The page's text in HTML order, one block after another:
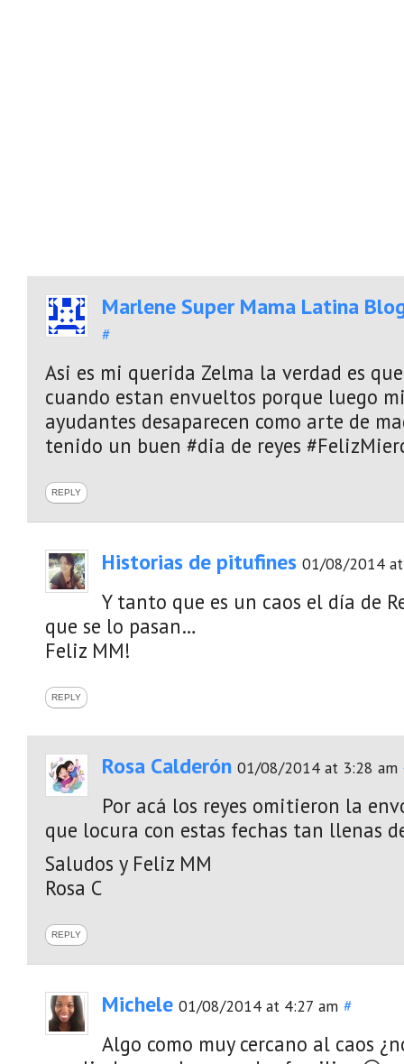
Marlene Super Mama Latina
#
Asi es mi querida Zelma la verdad es
cuando estan envueltos porque luego
ayudantes desaparecen como arte de
tenido un buen #dia de reyes
REPLY
Historias de pitufines 01/08/2014
Y tanto que es un caos el día de
que se lo pasan…
Feliz MM!
REPLY
Rosa Calderón 01/08/2014 at 3:28 am
Por acá los reyes omitieron la
que locura con estas fechas tan llenas
Saludos y Feliz MM
Rosa C
REPLY
Michele 01/08/2014 at 4:27 am #
Algo como muy cercano al caos